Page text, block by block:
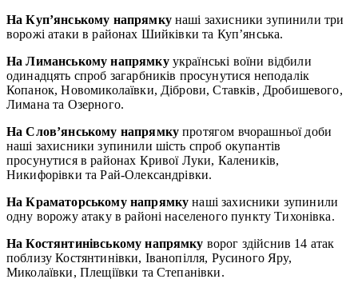
На Куп’янському напрямку наші захисники зупинили три
ворожі атаки в районах Шийківки та Куп’янська.
На Лиманському напрямкуукраїнські воїни відбили
одинадцять спроб загарбників просунутися неподалік
Копанок, Новомиколаївки, Діброви, Ставків, Дробишевого,
Лимана та Озерного.
На Слов’янському напрямку протягом вчорашньої доби
наші захисники зупинили шість спроб окупантів
просунутися в районах Кривої Луки, Калеників,
Никифорівки та Рай-Олександрівки.
На Краматорському напрямку наші захисники зупинили
одну ворожу атаку в районі населеного пункту Тихонівка.
На Костянтинівському напрямку ворог здійснив 14 атак
поблизу Костянтинівки, Іванопілля, Русиного Яру,
Миколаївки, Плещіївки та Степанівки.